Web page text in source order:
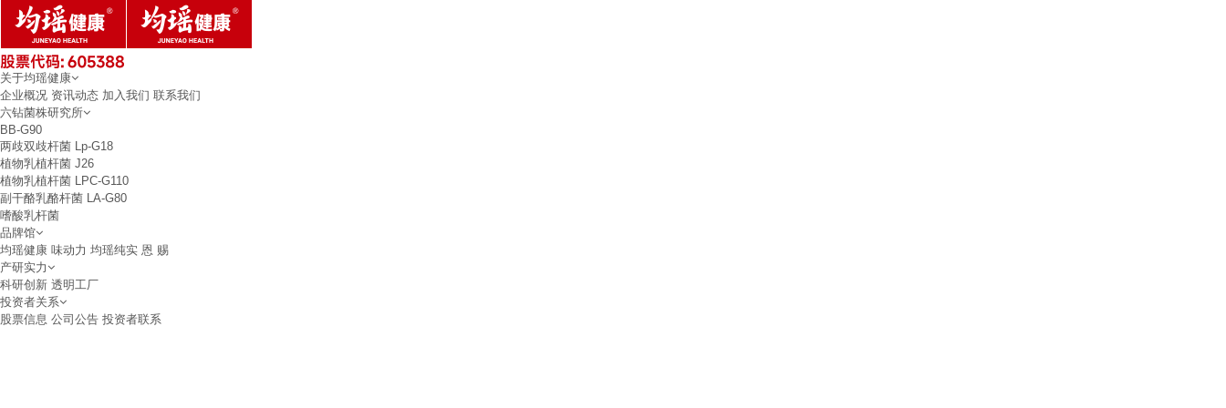
关于均瑶健康
企业概况 资讯动态 加入我们 联系我们
六钻菌株研究所
BB-G90
两歧双歧杆菌 Lp-G18
植物乳植杆菌 J26
植物乳植杆菌 LPC-G110
副干酪乳酪杆菌 LA-G80
嗜酸乳杆菌
品牌馆
均瑶健康 味动力 均瑶纯实 恩 赐
产研实力
科研创新 透明工厂
投资者关系
股票信息 公司公告 投资者联系